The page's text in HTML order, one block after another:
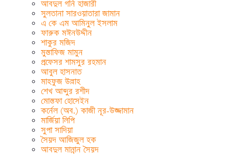
আবদুল গনি হাজারী
সুলতানা সারওয়াতারা জামান
এ কে এম আমিনুল ইসলাম
ফারুক মঈনউদ্দীন
শাকুর মজিদ
মুস্তাফিজ মামুন
প্রফেসর শামসুর রহমান
আবুল হাসনাত
মাহফুজ উল্লাহ
শেখ আব্দুর রশীদ
মোস্তফা হোসেইন
কর্নেল (অব.) কাজী নূর-উজ্জামান
মার্জিয়া লিপি
সুপা সাদিয়া
সৈয়দ আজিজুল হক
আবদুল মান্নান সৈয়দ